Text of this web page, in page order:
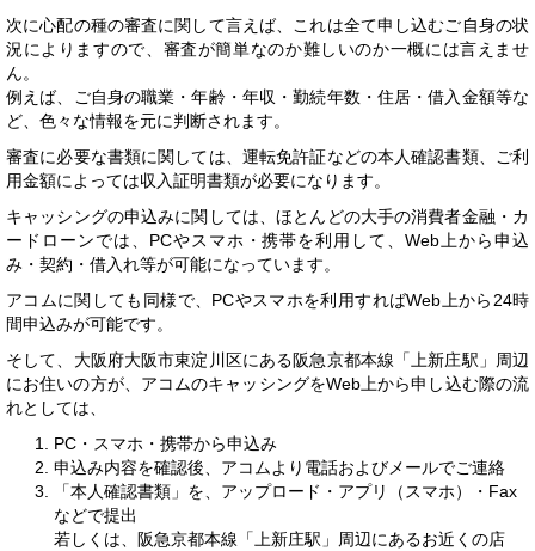
次に心配の種の審査に関して言えば、これは全て申し込むご自身の状
況によりますので、審査が簡単なのか難しいのか一概には言えませ
ん。
例えば、ご自身の職業・年齢・年収・勤続年数・住居・借入金額等な
ど、色々な情報を元に判断されます。
審査に必要な書類に関しては、運転免許証などの本人確認書類、ご利
用金額によっては収入証明書類が必要になります。
キャッシングの申込みに関しては、ほとんどの大手の消費者金融・カ
ードローンでは、PCやスマホ・携帯を利用して、Web上から申込
み・契約・借入れ等が可能になっています。
アコムに関しても同様で、PCやスマホを利用すればWeb上から24時
間申込みが可能です。
そして、大阪府大阪市東淀川区にある阪急京都本線「上新庄駅」周辺
にお住いの方が、アコムのキャッシングをWeb上から申し込む際の流
れとしては、
PC・スマホ・携帯から申込み
申込み内容を確認後、アコムより電話およびメールでご連絡
「本人確認書類」を、アップロード・アプリ（スマホ）・Fax
などで提出
若しくは、阪急京都本線「上新庄駅」周辺にあるお近くの店